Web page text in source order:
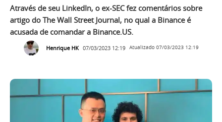
Através de seu LinkedIn, o ex-SEC fez comentários sobre
artigo do The Wall Street Journal, no qual a Binance é
acusada de comandar a Binance.US.
Henrique HK 07/03/2023 12:19 Atualizado 07/03/2023 12:19